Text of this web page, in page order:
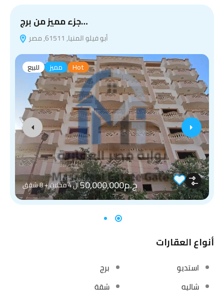
جزء مميز من برج…
أبو فيلو المنيا, 61511, مصر
للبيع مميز Hot
ج.م50,000,000 ال 4 محلات + 8 شقق
أنواع العقارات
استديو
برج
شاليه
شقة